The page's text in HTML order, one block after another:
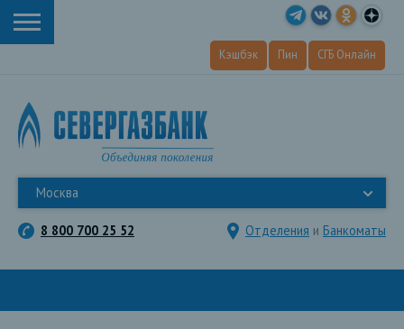
Кэшбэк Пин СГБ Онлайн
Москва
8 800 700 25 52 Отделения и Банкоматы